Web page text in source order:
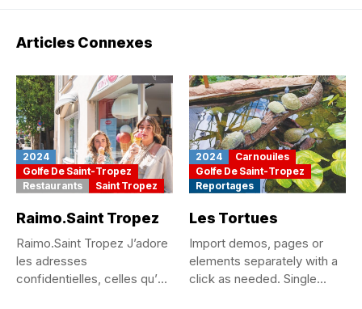
Articles Connexes
2024
Golfe De Saint-Tropez
Restaurants
Saint Tropez
Raimo.Saint Tropez
Raimo.Saint Tropez J’adore
les adresses
confidentielles, celles qu’on
2024
Carnouiles
Golfe De Saint-Tropez
Reportages
Les Tortues
Import demos, pages or
elements separately with a
click as needed. Single...